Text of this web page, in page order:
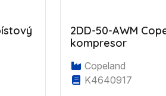
2DD-50-AWM
kompresor
Copeland
K4640917